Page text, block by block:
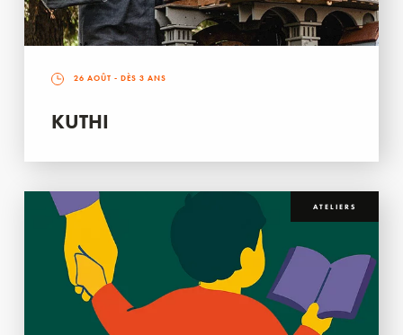
26 AOÛT - DÈS 3 ANS
KUTHI
ATELIERS